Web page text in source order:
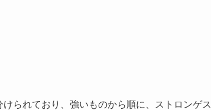
られており、強いものから順に、ストロンゲス